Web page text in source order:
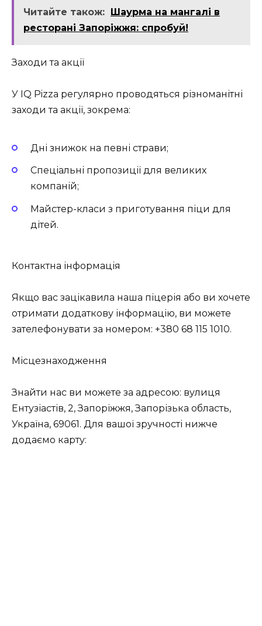
Читайте також: Шаурма на мангалі в
ресторані Запоріжжя: спробуй!
Заходи та акції
У IQ Pizza регулярно проводяться різноманітні
заходи та акції, зокрема:
Дні знижок на певні страви;
Спеціальні пропозиції для великих
компаній;
Майстер-класи з приготування піци для
дітей.
Контактна інформація
Якщо вас зацікавила наша піцерія або ви хочете
отримати додаткову інформацію, ви можете
зателефонувати за номером: +380 68 115 1010.
Місцезнаходження
Знайти нас ви можете за адресою: вулиця
Ентузіастів, 2, Запоріжжя, Запорізька область,
Україна, 69061. Для вашої зручності нижче
додаємо карту: